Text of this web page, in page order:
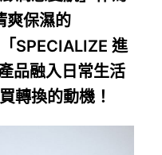
爽保濕的
SPECIALIZE 進
品融入日常生活
轉換的動機！